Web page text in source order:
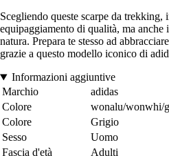
Scegliendo queste scarpe da trekking,
equipaggiamento di qualità, ma anche
natura. Prepara te stesso ad
grazie a questo modello iconico di
Informazioni aggiuntive
Marchio
adidas
Colore
wonalu/wonwhi/
Colore
Grigio
Sesso
Uomo
Fascia d'età
Adulti